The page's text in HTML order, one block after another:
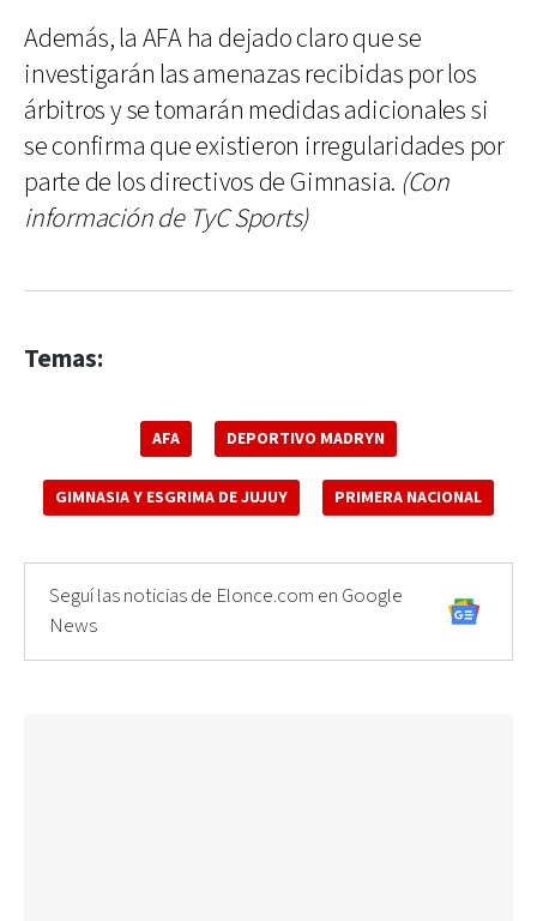
Además, la AFA ha dejado claro que se
investigarán las amenazas recibidas por los
árbitros y se tomarán medidas adicionales si
se confirma que existieron irregularidades por
parte de los directivos de Gimnasia. (Con
información de TyC Sports)
Temas:
AFA DEPORTIVO MADRYN
GIMNASIA Y ESGRIMA DE JUJUY PRIMERA NACIONAL
Seguí las noticias de Elonce.com en Google
News